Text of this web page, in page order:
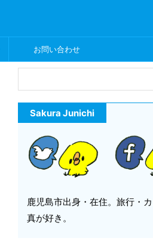
お問い合わせ
Sakura Junichi
鹿児島市出身・在住。旅行・
真が好き。